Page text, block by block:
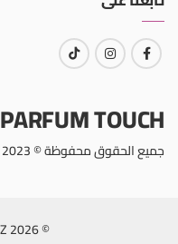
PARFUM TOUCH
جميع الحقوق محفوظة © 2023
© 2026 PARFUM TOUCH DZ